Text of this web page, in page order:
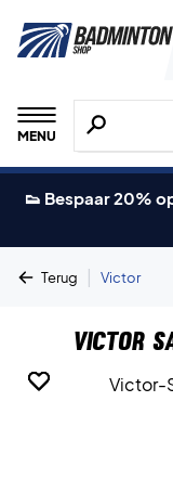
MENU
Zoeken
👟 Bespaar 20%
Terug | Victor
Victor